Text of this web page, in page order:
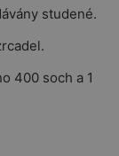
studené.
400 soch a 1